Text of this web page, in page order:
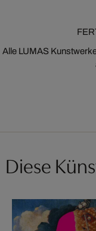
Alle LUMAS
Diese